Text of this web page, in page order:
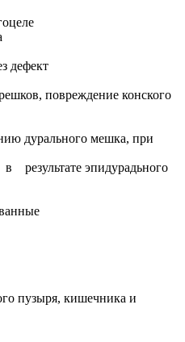
дефект
повреждение конского
дурального мешка, при
результате эпидурадьного
пузыря, кишечника и